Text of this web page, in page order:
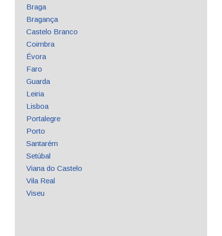
Braga
Bragança
Castelo Branco
Coimbra
Évora
Faro
Guarda
Leiria
Lisboa
Portalegre
Porto
Santarém
Setúbal
Viana do Castelo
Vila Real
Viseu